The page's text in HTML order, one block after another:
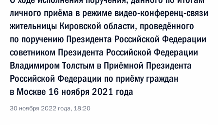
личного приёма в режиме видео-конференц-связи
жительницы Кировской области, проведённого
по поручению Президента Российской Федерации
советником Президента Российской Федерации
Владимиром Толстым в Приёмной Президента
Российской Федерации по приёму граждан
в Москве 16 ноября 2021 года
30 ноября 2022 года, 18:20